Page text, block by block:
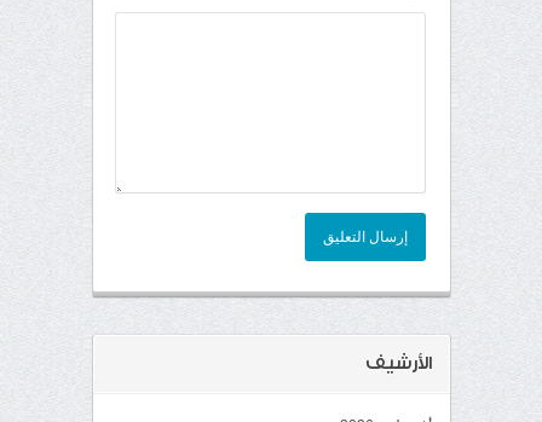
إرسال التعليق
الأرشيف